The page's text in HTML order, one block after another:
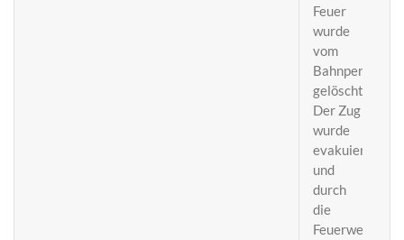
Feuer
wurde
vom
Bahnpersonal
gelöscht.
Der Zug
wurde
evakuiert
und
durch
die
Feuerwehr